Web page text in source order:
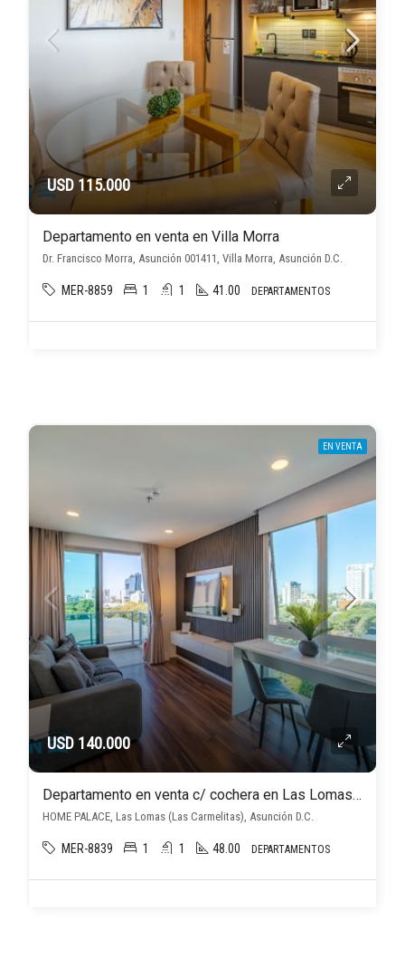
USD 115.000
Departamento en venta en Villa Morra
Dr. Francisco Morra, Asunción 001411, Villa Morra, Asunción D.C.
MER-8859 1 1 41.00 DEPARTAMENTOS
EN VENTA
USD 140.000
Departamento en venta c/ cochera en Las Lomas (Las Carmelitas)
HOME PALACE, Las Lomas (Las Carmelitas), Asunción D.C.
MER-8839 1 1 48.00 DEPARTAMENTOS